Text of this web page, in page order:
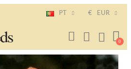
PT € EUR